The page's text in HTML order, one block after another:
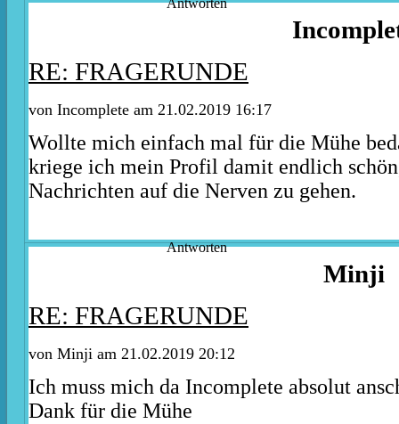
RE: FRAGERUNDE
von Incomplete am 21.02.2019 16:17
Wollte mich einfach mal für die Mühe
kriege ich mein Profil damit endlich
Nachrichten auf die Nerven zu gehen.
Antworten
Minji
RE: FRAGERUNDE
von Minji am 21.02.2019 20:12
Ich muss mich da Incomplete absolut
Dank für die Mühe